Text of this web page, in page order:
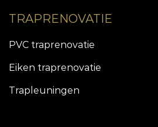
TRAPRENOVATIE
PVC traprenovatie
Eiken traprenovatie
Trapleuningen